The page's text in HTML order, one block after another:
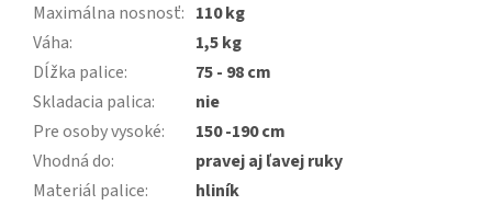
Maximálna nosnosť: 110 kg
Váha:
1,5 kg
Dĺžka palice:
75 - 98 cm
Skladacia palica:
nie
Pre osoby vysoké:
150 -190 cm
Vhodná do:
pravej aj ľavej ruky
Materiál palice:
hliník